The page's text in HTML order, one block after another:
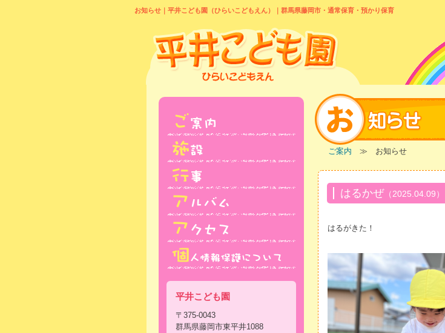
お知らせ｜平井こども園（ひらいこどもえん）｜群馬県藤岡市・通常保育・預かり保育
ご案内 ≫ お知らせ
はるかぜ （2025.04.09）
はるがきた！
平井こども園
〒375-0043
群馬県藤岡市東平井1088